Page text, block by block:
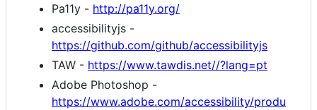
Pa11y - http://pa11y.org/
accessibilityjs -
https://github.com/github/accessibilityjs
TAW - https://www.tawdis.net//?lang=pt
Adobe Photoshop -
https://www.adobe.com/accessibility/produ